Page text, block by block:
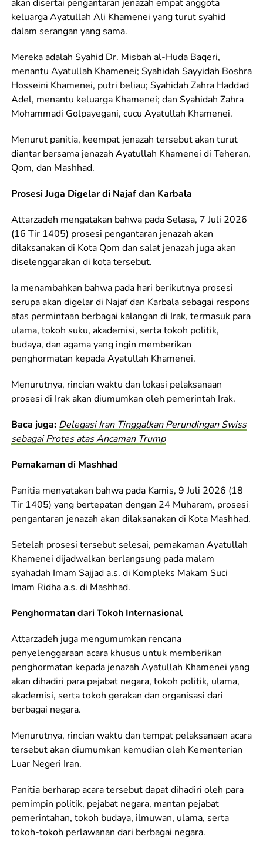
akan disertai pengantaran jenazah empat anggota
keluarga Ayatullah Ali Khamenei yang turut syahid
dalam serangan yang sama.
Mereka adalah Syahid Dr. Misbah al-Huda Baqeri,
menantu Ayatullah Khamenei; Syahidah Sayyidah Boshra
Hosseini Khamenei, putri beliau; Syahidah Zahra Haddad
Adel, menantu keluarga Khamenei; dan Syahidah Zahra
Mohammadi Golpayegani, cucu Ayatullah Khamenei.
Menurut panitia, keempat jenazah tersebut akan turut
diantar bersama jenazah Ayatullah Khamenei di Teheran,
Qom, dan Mashhad.
Prosesi Juga Digelar di Najaf dan Karbala
Attarzadeh mengatakan bahwa pada Selasa, 7 Juli 2026
(16 Tir 1405) prosesi pengantaran jenazah akan
dilaksanakan di Kota Qom dan salat jenazah juga akan
diselenggarakan di kota tersebut.
Ia menambahkan bahwa pada hari berikutnya prosesi
serupa akan digelar di Najaf dan Karbala sebagai respons
atas permintaan berbagai kalangan di Irak, termasuk para
ulama, tokoh suku, akademisi, serta tokoh politik,
budaya, dan agama yang ingin memberikan
penghormatan kepada Ayatullah Khamenei.
Menurutnya, rincian waktu dan lokasi pelaksanaan
prosesi di Irak akan diumumkan oleh pemerintah Irak.
Baca juga: Delegasi Iran Tinggalkan Perundingan Swiss
sebagai Protes atas Ancaman Trump
Pemakaman di Mashhad
Panitia menyatakan bahwa pada Kamis, 9 Juli 2026 (18
Tir 1405) yang bertepatan dengan 24 Muharam, prosesi
pengantaran jenazah akan dilaksanakan di Kota Mashhad.
Setelah prosesi tersebut selesai, pemakaman Ayatullah
Khamenei dijadwalkan berlangsung pada malam
syahadah Imam Sajjad a.s. di Kompleks Makam Suci
Imam Ridha a.s. di Mashhad.
Penghormatan dari Tokoh Internasional
Attarzadeh juga mengumumkan rencana
penyelenggaraan acara khusus untuk memberikan
penghormatan kepada jenazah Ayatullah Khamenei yang
akan dihadiri para pejabat negara, tokoh politik, ulama,
akademisi, serta tokoh gerakan dan organisasi dari
berbagai negara.
Menurutnya, rincian waktu dan tempat pelaksanaan acara
tersebut akan diumumkan kemudian oleh Kementerian
Luar Negeri Iran.
Panitia berharap acara tersebut dapat dihadiri oleh para
pemimpin politik, pejabat negara, mantan pejabat
pemerintahan, tokoh budaya, ilmuwan, ulama, serta
tokoh-tokoh perlawanan dari berbagai negara.